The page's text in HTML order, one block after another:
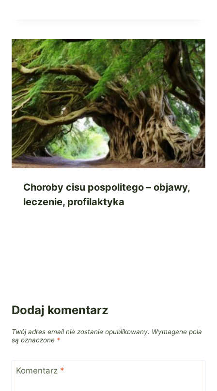
Choroby cisu pospolitego – objawy,
leczenie, profilaktyka
Dodaj komentarz
Twój adres email nie zostanie opublikowany. Wymagane pola
są oznaczone *
Komentarz *